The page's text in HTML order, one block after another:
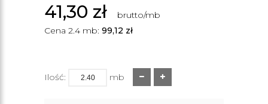
41,30 zł
brutto/mb
Cena 2.4 mb: 99,12 zł
Ilość: mb